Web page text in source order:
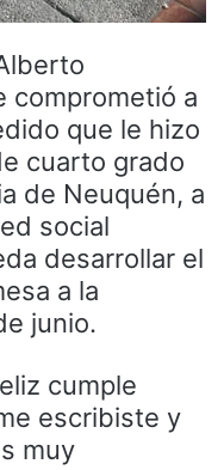
comprometió a
que le hizo
cuarto grado
de Neuquén, a
social
desarrollar el
a la
junio.
cumple
escribiste y
muy